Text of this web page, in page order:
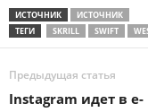
ИСТОЧНИК
ИСТОЧНИК
ТЕГИ
SKRILL SWIFT
Предыдущая статья
Instagram идет в e-